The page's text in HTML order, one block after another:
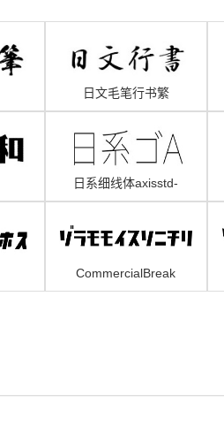
日文毛笔行书繁
日系细线体axisstd-
ultralight
CommercialBreak